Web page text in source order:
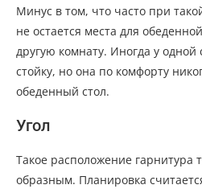
Минус в том, что часто при
не остается места для
другую комнату. Иногда у
стойку, но она по комфорту
обеденный стол.
Угол
Такое расположение гарнитура
образным. Планировка